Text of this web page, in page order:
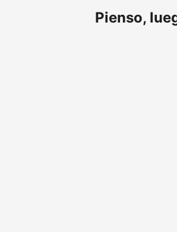
Pienso,